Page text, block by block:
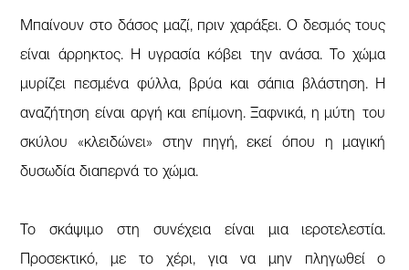
Μπαίνουν στο δάσος μαζί, πριν χαράξει. Ο δεσμός τους
είναι άρρηκτος. Η υγρασία κόβει την ανάσα. Το χώμα
μυρίζει πεσμένα φύλλα, βρύα και σάπια βλάστηση. Η
αναζήτηση είναι αργή και επίμονη. Ξαφνικά, η μύτη του
σκύλου «κλειδώνει» στην πηγή, εκεί όπου η μαγική
δυσωδία διαπερνά το χώμα.
Το σκάψιμο στη συνέχεια είναι μια ιεροτελεστία.
Προσεκτικό, με το χέρι, για να μην πληγωθεί ο